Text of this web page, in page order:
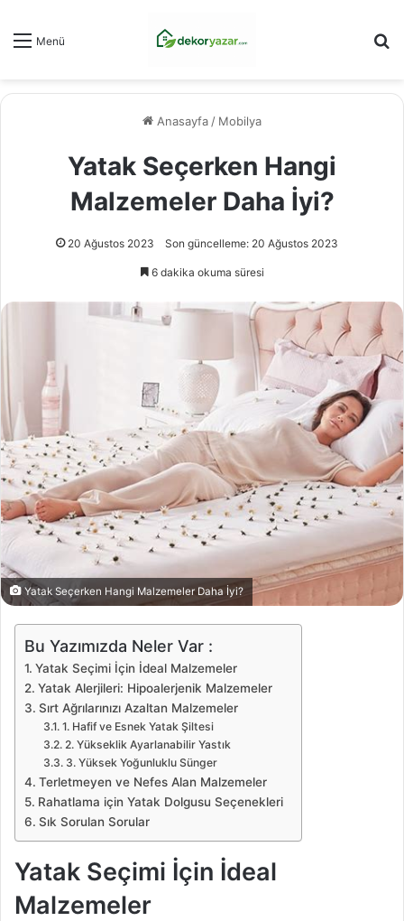
Menü
Anasayfa / Mobilya
Yatak Seçerken Hangi
Malzemeler Daha İyi?
20 Ağustos 2023 Son güncelleme: 20 Ağustos 2023
6 dakika okuma süresi
Yatak Seçerken Hangi Malzemeler Daha İyi?
Bu Yazımızda Neler Var :
Yatak Seçimi İçin İdeal Malzemeler
Yatak Alerjileri: Hipoalerjenik Malzemeler
Sırt Ağrılarınızı Azaltan Malzemeler
1. Hafif ve Esnek Yatak Şiltesi
2. Yükseklik Ayarlanabilir Yastık
3. Yüksek Yoğunluklu Sünger
Terletmeyen ve Nefes Alan Malzemeler
Rahatlama için Yatak Dolgusu Seçenekleri
Sık Sorulan Sorular
Yatak Seçimi İçin İdeal
Malzemeler